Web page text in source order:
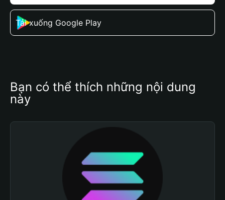
Tải xuống Google Play
Bạn có thể thích những nội dung
này